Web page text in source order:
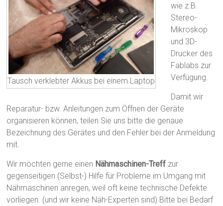
Tausch verklebter Akkus bei einem Laptop
wie z.B.
Stereo-
Mikroskop
und 3D-
Drucker des
Fablabs zur
Verfügung.
Damit wir
Reparatur- bzw. Anleitungen zum Öffnen der Geräte
organisieren können, teilen Sie uns bitte die genaue
Bezeichnung des Gerätes und den Fehler bei der Anmeldung
mit.
Wir möchten gerne einen Nähmaschinen-Treff zur
gegenseitigen (Selbst-) Hilfe für Probleme im Umgang mit
Nähmaschinen anregen, weil oft keine technische Defekte
vorliegen. (und wir keine Näh-Experten sind) Bitte bei Bedarf